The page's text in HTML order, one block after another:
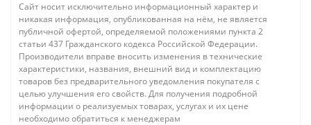
Сайт носит исключительно информационный характер и
никакая информация, опубликованная на нём, не является
публичной офертой, определяемой положениями пункта 2
статьи 437 Гражданского кодекса Российской Федерации.
Производители вправе вносить изменения в технические
характеристики, названия, внешний вид и комплектацию
товаров без предварительного уведомления покупателя с
целью улучшения его свойств. Для получения подробной
информации о реализуемых товарах, услугах и их цене
необходимо обратиться к менеджерам